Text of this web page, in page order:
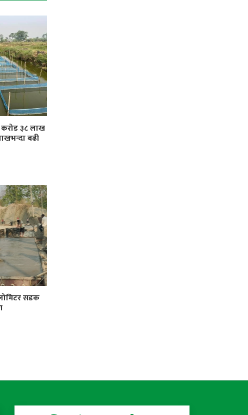
करोड ३८ लाख
बढी
सडक